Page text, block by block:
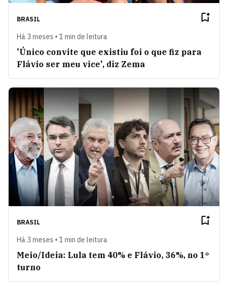
BRASIL
Há 3 meses • 1 min de leitura
'Único convite que existiu foi o que fiz para
Flávio ser meu vice', diz Zema
BRASIL
Há 3 meses • 1 min de leitura
Meio/Ideia: Lula tem 40% e Flávio, 36%, no 1º
turno